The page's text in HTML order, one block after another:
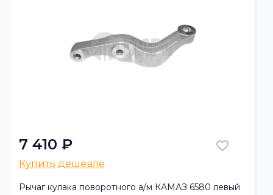
7 410 ₽
Купить дешевле
Рычаг кулака поворотного а/м КАМАЗ 6580 левый